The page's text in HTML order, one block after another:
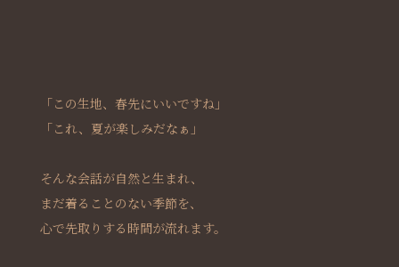
「この生地、春先にいいですね」
「これ、夏が楽しみだなぁ」
そんな会話が自然と生まれ、
まだ着ることのない季節を、
心で先取りする時間が流れます。